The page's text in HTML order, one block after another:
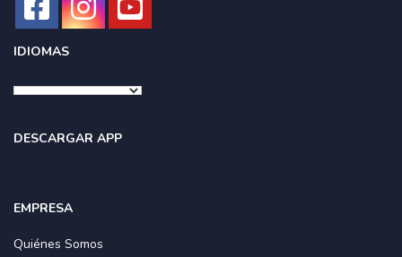
IDIOMAS
DESCARGAR APP
EMPRESA
Quiénes Somos